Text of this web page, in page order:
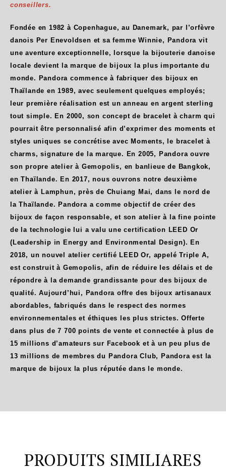
conseillers.
Fondée en 1982 à Copenhague, au Danemark, par l’orfèvre
danois Per Enevoldsen et sa femme Winnie, Pandora vit
une aventure exceptionnelle, lorsque la bijouterie danoise
locale devient la marque de bijoux la plus importante du
monde. Pandora commence à fabriquer des bijoux en
Thaïlande en 1989, avec seulement quelques employés;
leur première réalisation est un anneau en argent sterling
tout simple. En 2000, son concept de bracelet à charm qui
pourrait être personnalisé afin d’exprimer des moments et
styles uniques se concrétise avec Moments, le bracelet à
charms, signature de la marque. En 2005, Pandora ouvre
son propre atelier à Gemopolis, en banlieue de Bangkok,
en Thaïlande. En 2017, nous ouvrons notre deuxième
atelier à Lamphun, près de Chuiang Mai, dans le nord de
la Thaïlande. Pandora a comme objectif de créer des
bijoux de façon responsable, et son atelier à la fine pointe
de la technologie lui a valu une certification LEED Or
(Leadership in Energy and Environmental Design). En
2018, un nouvel atelier certifié LEED Or, appelé Triple A,
est construit à Gemopolis, afin de réduire les délais et de
répondre à la demande grandissante pour des bijoux de
qualité. Aujourd’hui, Pandora offre des bijoux artisanaux
abordables, fabriqués dans le respect des normes
environnementales et éthiques les plus strictes. Offerte
dans plus de 7 700 points de vente et connectée à plus de
15 millions d’amateurs sur Facebook et à un peu plus de
13 millions de membres du Pandora Club, Pandora est la
marque de bijoux la plus réputée dans le monde.
PRODUITS SIMILIARES